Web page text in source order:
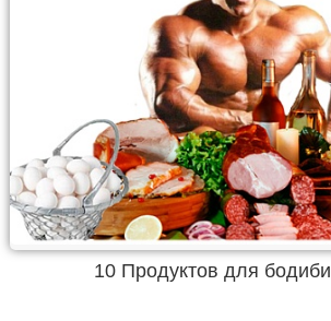
10 Продуктов для